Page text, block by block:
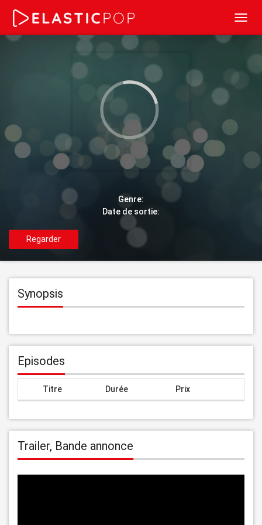
Genre:
Date de sortie:
Regarder
Synopsis
Episodes
Titre Durée Prix
Trailer, Bande annonce